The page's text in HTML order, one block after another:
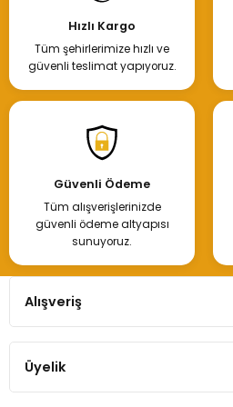
Hızlı Kargo
Tüm şehirlerimize hızlı ve
güvenli teslimat yapıyoruz.
Güvenli Ödeme
Tüm alışverişlerinizde
güvenli ödeme altyapısı
sunuyoruz.
Alışveriş
Üyelik